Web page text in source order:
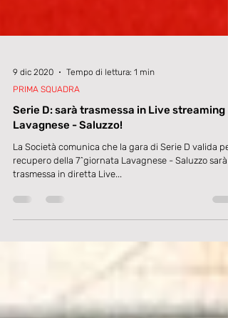
9 dic 2020
Tempo di lettura: 1 min
PRIMA SQUADRA
Serie D: sarà trasmessa in Live streaming
Lavagnese - Saluzzo!
La Società comunica che la gara di Serie D valida
trasmessa in diretta Live...